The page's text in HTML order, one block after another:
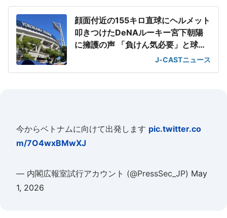
顔面付近の155キロ直球にヘルメット
叩きつけたDeNAルーキー宮下朝陽
に擁護の声 「負けん気必要」と球団
J-CASTニュース
今からベトナムに向けて出発します pic.twitter.co
m/7O4wxBMwXJ
— 内閣広報室試行アカウント (@PressSec_JP) May
1, 2026